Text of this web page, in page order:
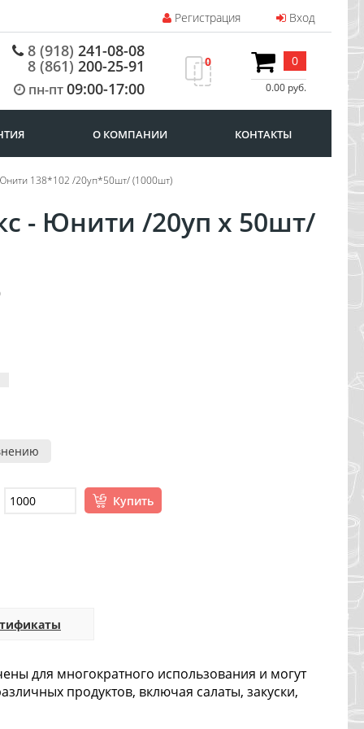
Регистрация Вход
8 (918) 241-08-08
8 (861) 200-25-91
пн-пт09:00-17:00
0 0
0.00 руб.
О КОМПАНИИ КОНТАКТЫ
138*102 /20уп*50шт/ (1000шт)
- Юнити /20уп х 50шт/
Купить
для многократного использования и могут
продуктов, включая салаты, закуски,